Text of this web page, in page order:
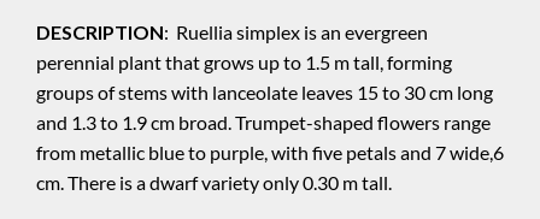
DESCRIPTION: Ruellia simplex is an evergreen
perennial plant that grows up to 1.5 m tall, forming
groups of stems with lanceolate leaves 15 to 30 cm long
and 1.3 to 1.9 cm broad. Trumpet-shaped flowers range
from metallic blue to purple, with five petals and 7 wide,6
cm. There is a dwarf variety only 0.30 m tall.